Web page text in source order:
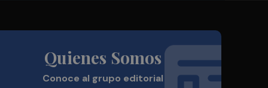
Quienes Somos
Conoce al grupo editorial